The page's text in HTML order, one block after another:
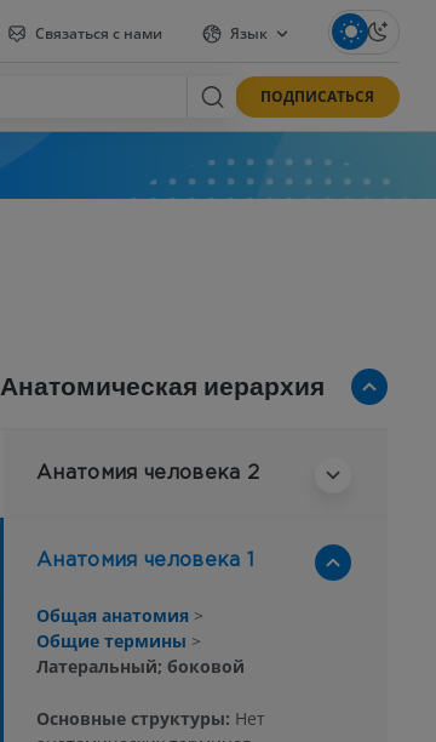
Связаться с нами Язык
ПОДПИСАТЬСЯ
Анатомическая иерархия
Анатомия человека 2
Анатомия человека 1
Общая анатомия >
Общие термины >
Латеральный; боковой
Основные структуры: Нет